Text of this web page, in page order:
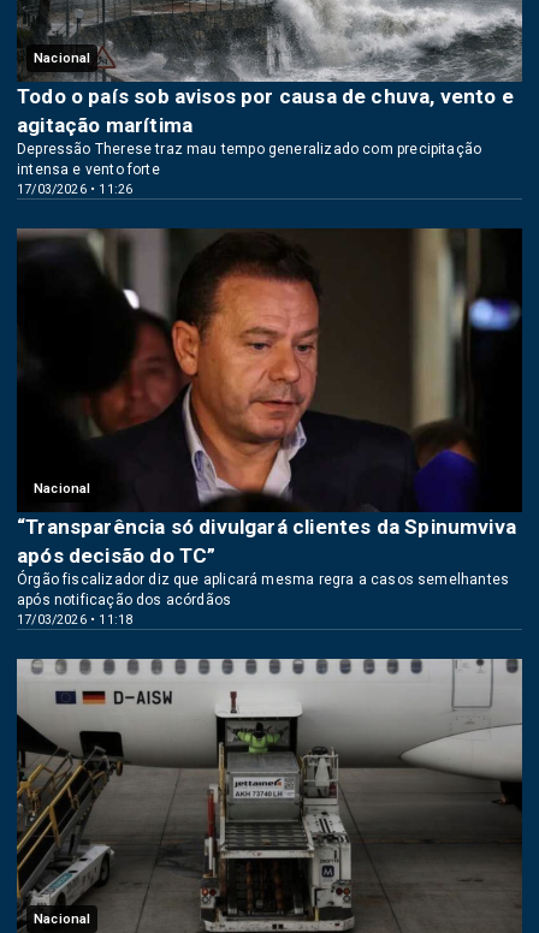
Nacional
17/03/2026 • 11:26
Todo o país sob avisos por causa de chuva, vento e
agitação marítima
Depressão Therese traz mau tempo generalizado com precipitação
intensa e vento forte
Nacional
17/03/2026 • 11:18
“Transparência só divulgará clientes da Spinumviva
após decisão do TC”
Órgão fiscalizador diz que aplicará mesma regra a casos semelhantes
após notificação dos acórdãos
Nacional